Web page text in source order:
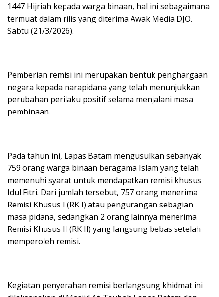
1447 Hijriah kepada warga binaan, hal ini sebagaimana
termuat dalam rilis yang diterima Awak Media DJO.
Sabtu (21/3/2026).
Pemberian remisi ini merupakan bentuk penghargaan
negara kepada narapidana yang telah menunjukkan
perubahan perilaku positif selama menjalani masa
pembinaan.
Pada tahun ini, Lapas Batam mengusulkan sebanyak
759 orang warga binaan beragama Islam yang telah
memenuhi syarat untuk mendapatkan remisi khusus
Idul Fitri. Dari jumlah tersebut, 757 orang menerima
Remisi Khusus I (RK I) atau pengurangan sebagian
masa pidana, sedangkan 2 orang lainnya menerima
Remisi Khusus II (RK II) yang langsung bebas setelah
memperoleh remisi.
Kegiatan penyerahan remisi berlangsung khidmat ini